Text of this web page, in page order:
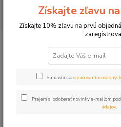
Programátor RAIN ELITE 4i, 9V
Programátor RAIN
Získajte zľavu
Získajte 10% zľavu na prvú
Súhlasím sospracovaním
Prajem si odoberať novinky e-mailom
údajov